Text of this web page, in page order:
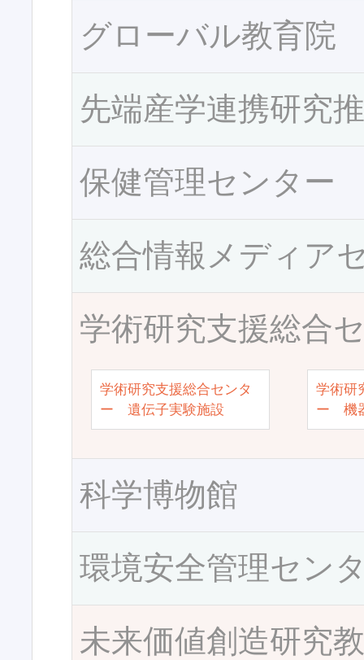
グローバル教育院
先端産学連携研究
保健管理センター
総合情報メディア
学術研究支援総合
学術研究支援総合センタ
ー 遺伝子実験施設
学術研
ー 機
科学博物館
環境安全管理セン
未来価値創造研究